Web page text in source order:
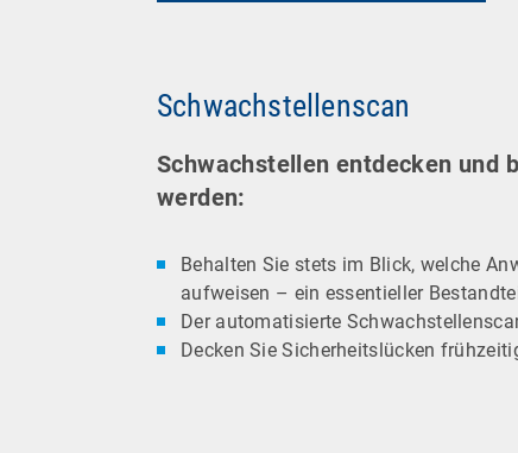
Schwachstellenscan
Schwachstellen entdecken und
werden:
Behalten Sie stets im Blick, welche
aufweisen – ein essentieller
Der automatisierte
Decken Sie Sicherheitslücken